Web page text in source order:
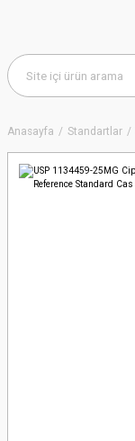
Anasayfa Standartlar